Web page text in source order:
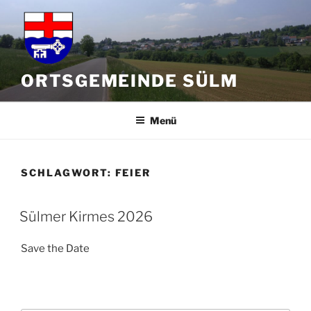
Inhalt
springen
ORTSGEMEINDE SÜLM
Menü
SCHLAGWORT: FEIER
Sülmer Kirmes 2026
Save the Date